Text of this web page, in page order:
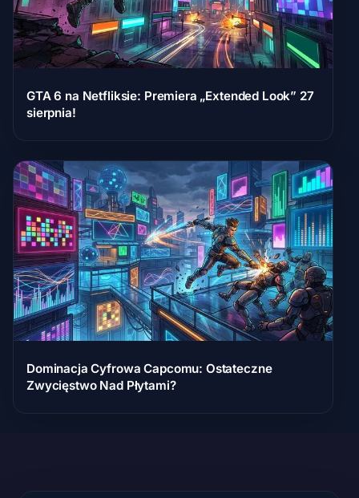
GTA 6 na Netfliksie: Premiera „Extended Look” 27
sierpnia!
Dominacja Cyfrowa Capcomu: Ostateczne
Zwycięstwo Nad Płytami?